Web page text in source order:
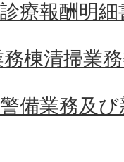
療報酬明
棟清掃業
備業務及